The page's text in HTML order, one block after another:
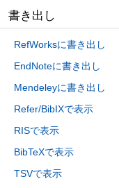
書き出し
RefWorksに書き出し
EndNoteに書き出し
Mendeleyに書き出し
Refer/BibIXで表示
RISで表示
BibTeXで表示
TSVで表示